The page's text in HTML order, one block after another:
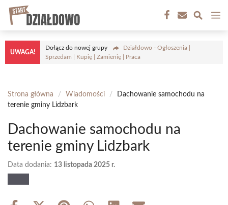
Przejdź
treści
UWAGA!
Dołącz do nowej grupy
Działdowo - Ogłoszenia |
Sprzedam | Kupię | Zamienię | Praca
Strona główna / Wiadomości /
Dachowanie samochodu na
terenie gminy Lidzbark
Dachowanie samochodu na
terenie gminy Lidzbark
Data dodania: 13 listopada 2025 r.